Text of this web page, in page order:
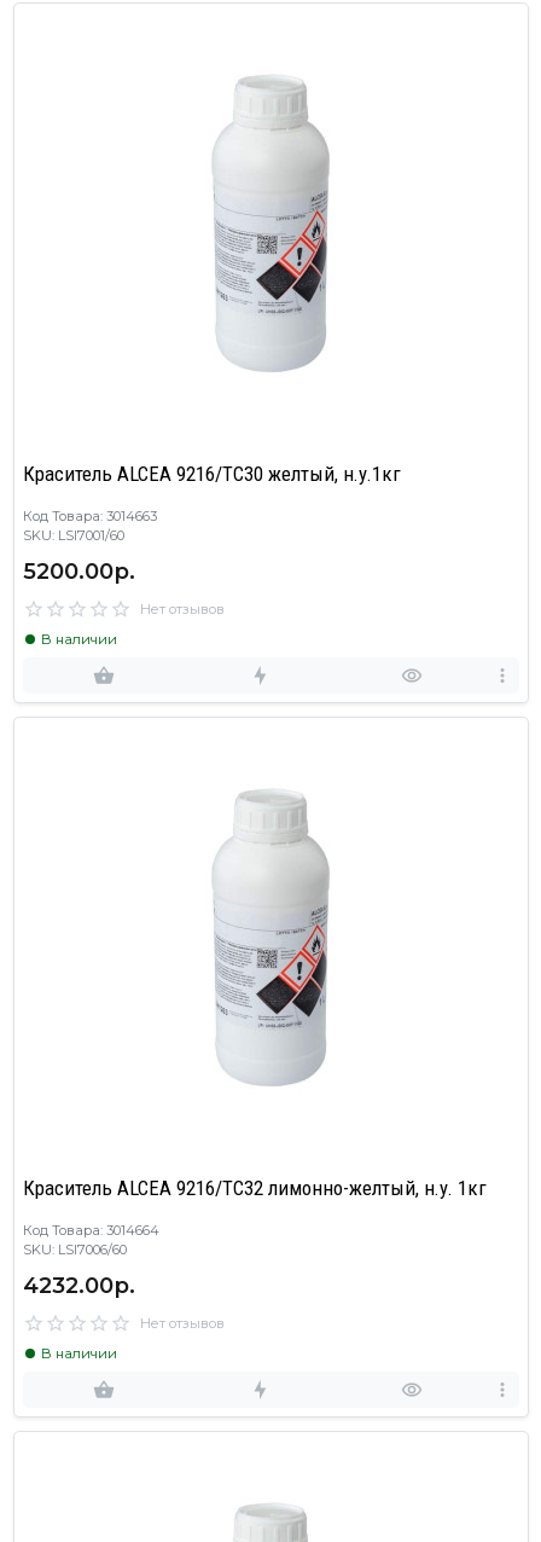
Краситель ALCEA 9216/TC30 желтый, н.у.1кг
Код Товара: 3014663
SKU: LSI7001/60
5200.00р.
Нет отзывов
В наличии
Краситель ALCEA 9216/TC32 лимонно-желтый, н.у. 1кг
Код Товара: 3014664
SKU: LSI7006/60
4232.00р.
Нет отзывов
В наличии